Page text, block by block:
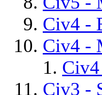
Civ4 -
Civ4 -
Civ3 -